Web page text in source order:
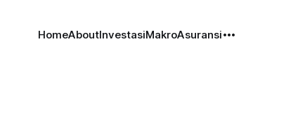
HomeAboutInvestasiMakroAsuransi